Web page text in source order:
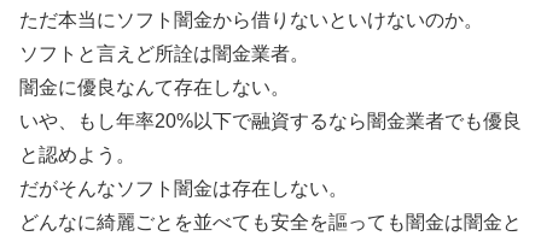
ただ本当にソフト闇金から借りないといけないのか。
ソフトと言えど所詮は闇金業者。
闇金に優良なんて存在しない。
いや、もし年率20%以下で融資するなら闇金業者でも優良
と認めよう。
だがそんなソフト闇金は存在しない。
どんなに綺麗ごとを並べても安全を謳っても闇金は闇金と